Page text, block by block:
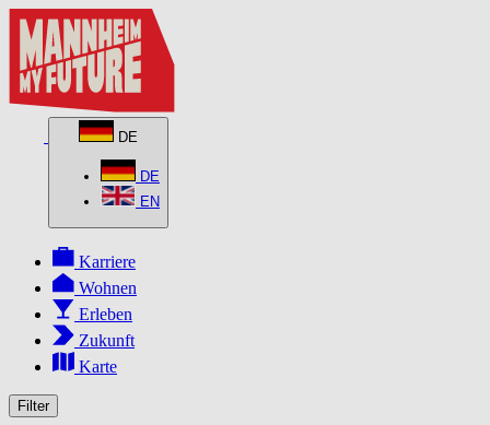
DE
DE
EN
Karriere
Wohnen
Erleben
Zukunft
Karte
Filter